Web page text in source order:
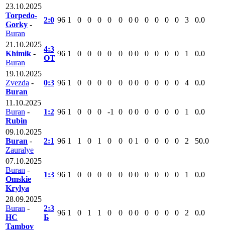
23.10.2025
Torpedo-
Gorky -
Buran
2:0 96 1 0 0 0 0 0 0 0 0 0 0 0 3 0.0
21.10.2025
Khimik -
Buran
4:3
ОТ
96 1 0 0 0 0 0 0 0 0 0 0 0 1 0.0
19.10.2025
Zvezda -
Buran
0:3 96 1 0 0 0 0 0 0 0 0 0 0 0 4 0.0
11.10.2025
Buran -
Rubin
1:2 96 1 0 0 0 -1 0 0 0 0 0 0 0 1 0.0
09.10.2025
Buran -
Zauralye
2:1 96 1 1 0 1 0 0 0 1 0 0 0 0 2 50.0
07.10.2025
Buran -
Omskie
Krylya
1:3 96 1 0 0 0 0 0 0 0 0 0 0 0 1 0.0
28.09.2025
Buran -
HC
Tambov
2:3
Б
96 1 0 1 1 0 0 0 0 0 0 0 0 2 0.0